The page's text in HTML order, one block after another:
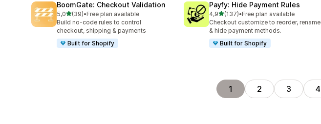
BoomGate: Checkout Validation
5,0/ 5 tähteä
(39)
39 arvostelua yhteensä
•Free plan available
Build no-code rules to control
checkout, shipping & payments
Built for Shopify
Payfy: Hide Payment Rules
4,9/ 5 tähteä
(137)
137 arvostelua yhteensä
•Free plan available
Checkout customize to reorder, rename
& hide payment methods.
Built for Shopify
1 2 3 4